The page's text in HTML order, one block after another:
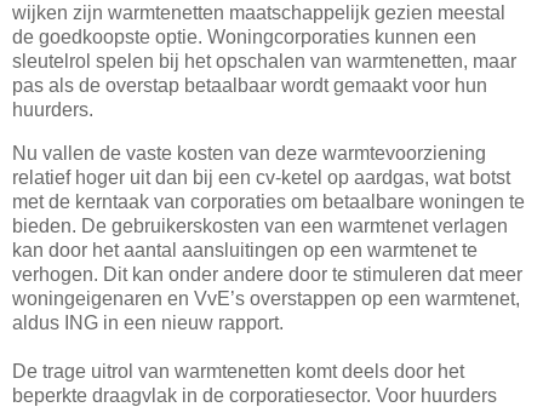
wijken zijn warmtenetten maatschappelijk gezien meestal
de goedkoopste optie. Woningcorporaties kunnen een
sleutelrol spelen bij het opschalen van warmtenetten, maar
pas als de overstap betaalbaar wordt gemaakt voor hun
huurders.
Nu vallen de vaste kosten van deze warmtevoorziening
relatief hoger uit dan bij een cv-ketel op aardgas, wat botst
met de kerntaak van corporaties om betaalbare woningen te
bieden. De gebruikerskosten van een warmtenet verlagen
kan door het aantal aansluitingen op een warmtenet te
verhogen. Dit kan onder andere door te stimuleren dat meer
woningeigenaren en VvE’s overstappen op een warmtenet,
aldus ING in een nieuw rapport.
De trage uitrol van warmtenetten komt deels door het
beperkte draagvlak in de corporatiesector. Voor huurders